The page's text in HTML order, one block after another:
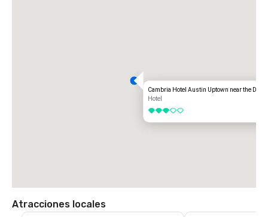
Scofield Ridge Pkwy y gire a la izquierda hacia CambriA Entrance.
Cambria Hotel Austin Uptown near the
Hotel
3 de 5
Atracciones locales